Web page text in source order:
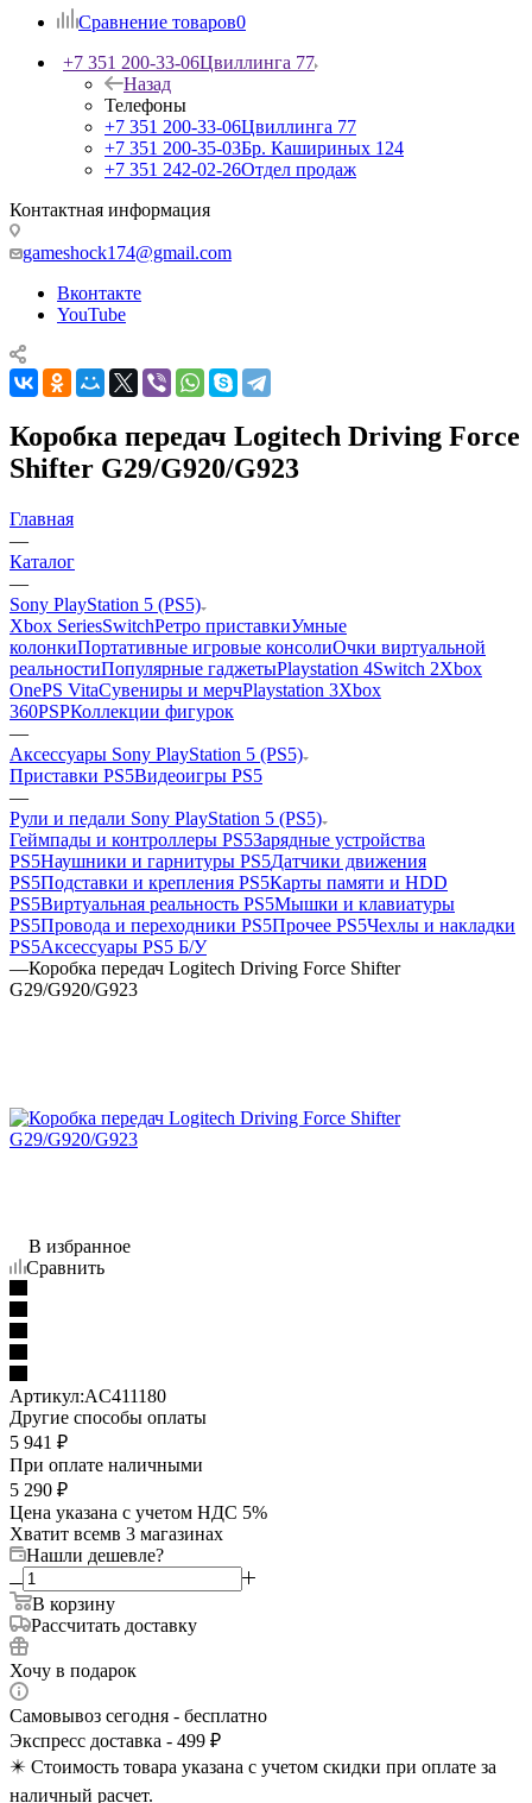
Сравнение товаров0
+7 351 200-33-06Цвиллинга 77
Назад
Телефоны
+7 351 200-33-06Цвиллинга 77
+7 351 200-35-03Бр. Кашириных 124
+7 351 242-02-26Отдел продаж
Контактная информация
gameshock174@gmail.com
Вконтакте
YouTube
Коробка передач Logitech Driving Force
Shifter G29/G920/G923
Главная
—
Каталог
—
Sony PlayStation 5 (PS5)
Xbox SeriesSwitchРетро приставкиУмные
колонкиПортативные игровые консолиОчки виртуальной
реальностиПопулярные гаджетыPlaystation 4Switch 2Xbox
OnePS VitaСувениры и мерчPlaystation 3Xbox
360PSPКоллекции фигурок
—
Аксессуары Sony PlayStation 5 (PS5)
Приставки PS5Видеоигры PS5
—
Рули и педали Sony PlayStation 5 (PS5)
Геймпады и контроллеры PS5Зарядные устройства
PS5Наушники и гарнитуры PS5Датчики движения
PS5Подставки и крепления PS5Карты памяти и HDD
PS5Виртуальная реальность PS5Мышки и клавиатуры
PS5Провода и переходники PS5Прочее PS5Чехлы и накладки
PS5Аксессуары PS5 Б/У
—Коробка передач Logitech Driving Force Shifter
G29/G920/G923
В избранное
Сравнить
Артикул:AC411180
Другие способы оплаты
5 941 ₽
При оплате наличными
5 290 ₽
Цена указана с учетом НДС 5%
Хватит всемв 3 магазинах
Нашли дешевле?
В корзину
Рассчитать доставку
Хочу в подарок
Самовывоз сегодня - бесплатно
Экспресс доставка - 499 ₽
✴️ Стоимость товара указана с учетом скидки при оплате за
наличный расчет.